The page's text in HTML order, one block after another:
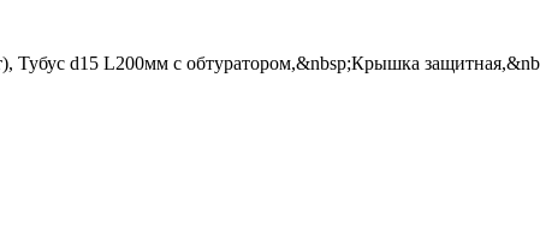
Тубус d15 L200мм с обтуратором,&nbsp;Крышка